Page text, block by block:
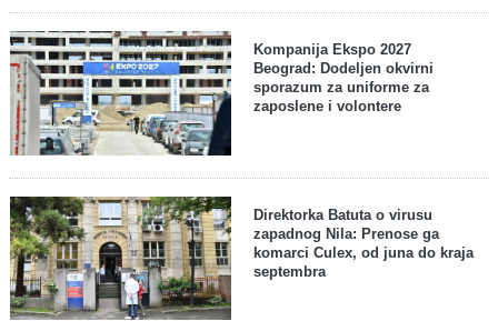
Kompanija Ekspo 2027
Beograd: Dodeljen okvirni
sporazum za uniforme za
zaposlene i volontere
Direktorka Batuta o virusu
zapadnog Nila: Prenose ga
komarci Culex, od juna do kraja
septembra